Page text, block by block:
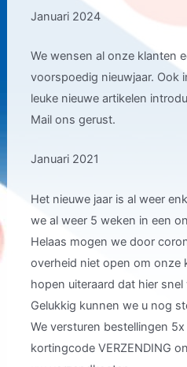
Januari 2024
We wensen al onze klanten
voorspoedig nieuwjaar. Ook
leuke nieuwe artikelen
Mail ons gerust.
Januari 2021
Het nieuwe jaar is al weer
we al weer 5 weken in een
Helaas mogen we door
overheid niet open om onze
hopen uiteraard dat hier
Gelukkig kunnen we u nog
We versturen bestellingen
kortingcode VERZENDING